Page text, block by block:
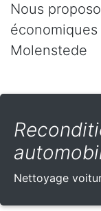
Nous
Molenstede
Nettoyage